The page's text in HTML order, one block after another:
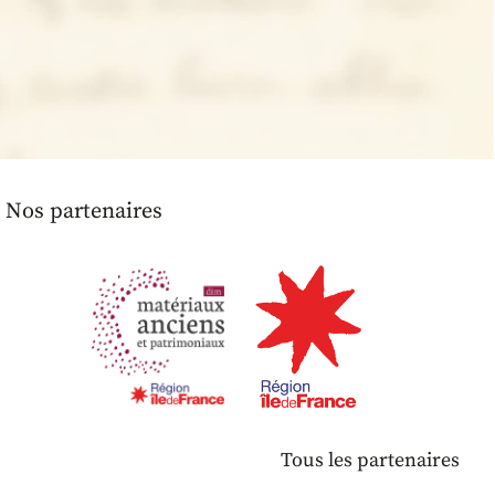
Nos partenaires
Tous les partenaires